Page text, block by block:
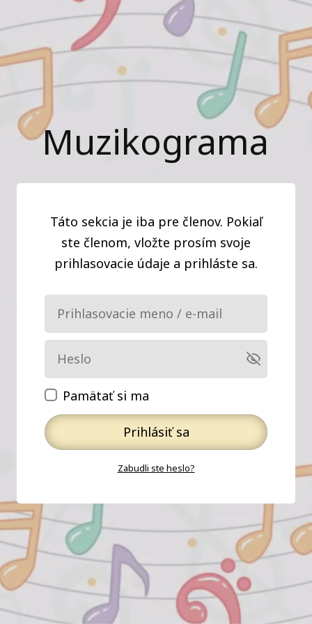
Muzikograma
Táto sekcia je iba pre členov. Pokiaľ
ste členom, vložte prosím svoje
prihlasovacie údaje a prihláste sa.
Pamätať si ma
Prihlásiť sa
Zabudli ste heslo?